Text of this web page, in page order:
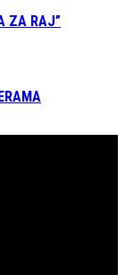
ZA RAJ”